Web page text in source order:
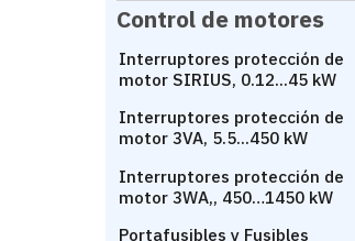
Control de motores
Interruptores protección de
motor SIRIUS, 0.12...45 kW
Interruptores protección de
motor 3VA, 5.5...450 kW
Interruptores protección de
motor 3WA,, 450…1450 kW
Portafusibles y Fusibles